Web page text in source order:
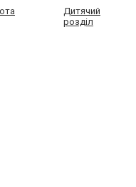
Дитячий
розділ